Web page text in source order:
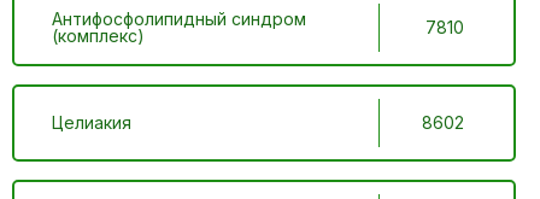
Антифосфолипидный синдром
(комплекс)
7810
Целиакия 8602